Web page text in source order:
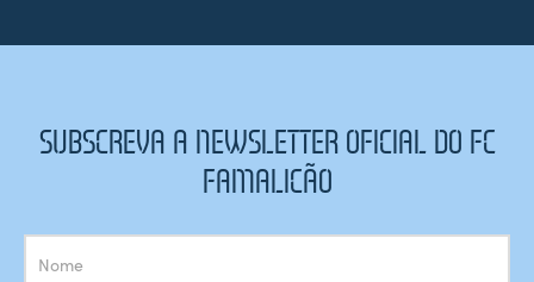
SUBSCREVA A NEWSLETTER OFICIAL DO FC
FAMALICÃO
Subscrição